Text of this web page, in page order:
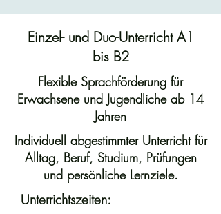
Einzel- und Duo-Unterricht A1
bis B2
Flexible Sprachförderung für
Erwachsene und Jugendliche ab 14
Jahren
Individuell abgestimmter Unterricht für
Alltag, Beruf, Studium, Prüfungen
und persönliche Lernziele.
Unterrichtszeiten: